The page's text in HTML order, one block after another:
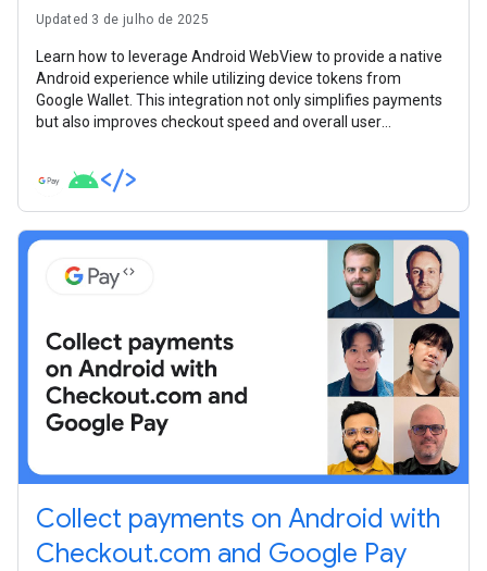
Updated 3 de julho de 2025
Learn how to leverage Android WebView to provide a native
Android experience while utilizing device tokens from
Google Wallet. This integration not only simplifies payments
but also improves checkout speed and overall user
Collect payments on Android with
Checkout.com and Google Pay